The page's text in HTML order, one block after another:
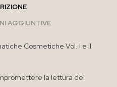
AGGIUNTIVE
Cosmetiche Vol. I e II
la lettura del